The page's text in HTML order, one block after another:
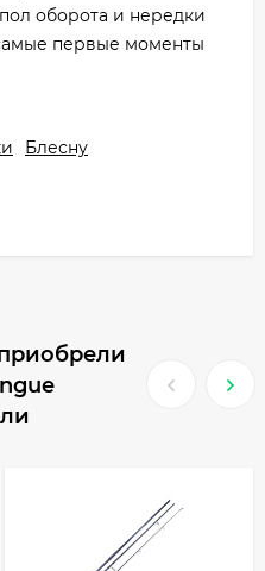
оборота и нередки
первые моменты
Блесну